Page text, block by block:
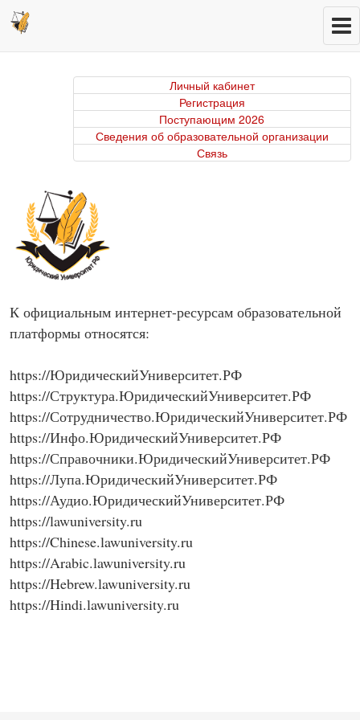
Личный кабинет
Регистрация
Поступающим 2026
Сведения об образовательной организации
Связь
К официальным интернет-ресурсам образовательной
платформы относятся:
https://ЮридическийУниверситет.РФ
https://Структура.ЮридическийУниверситет.РФ
https://Сотрудничество.ЮридическийУниверситет.РФ
https://Инфо.ЮридическийУниверситет.РФ
https://Справочники.ЮридическийУниверситет.РФ
https://Лупа.ЮридическийУниверситет.РФ
https://Аудио.ЮридическийУниверситет.РФ
https://lawuniversity.ru
https://Chinese.lawuniversity.ru
https://Arabic.lawuniversity.ru
https://Hebrew.lawuniversity.ru
https://Hindi.lawuniversity.ru